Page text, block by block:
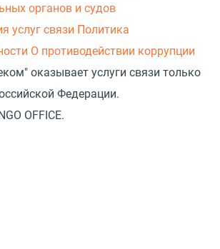
органов и судов
услуг связи Политика
О противодействии коррупции
оказывает услуги связи только
Федерации.
OFFICE.